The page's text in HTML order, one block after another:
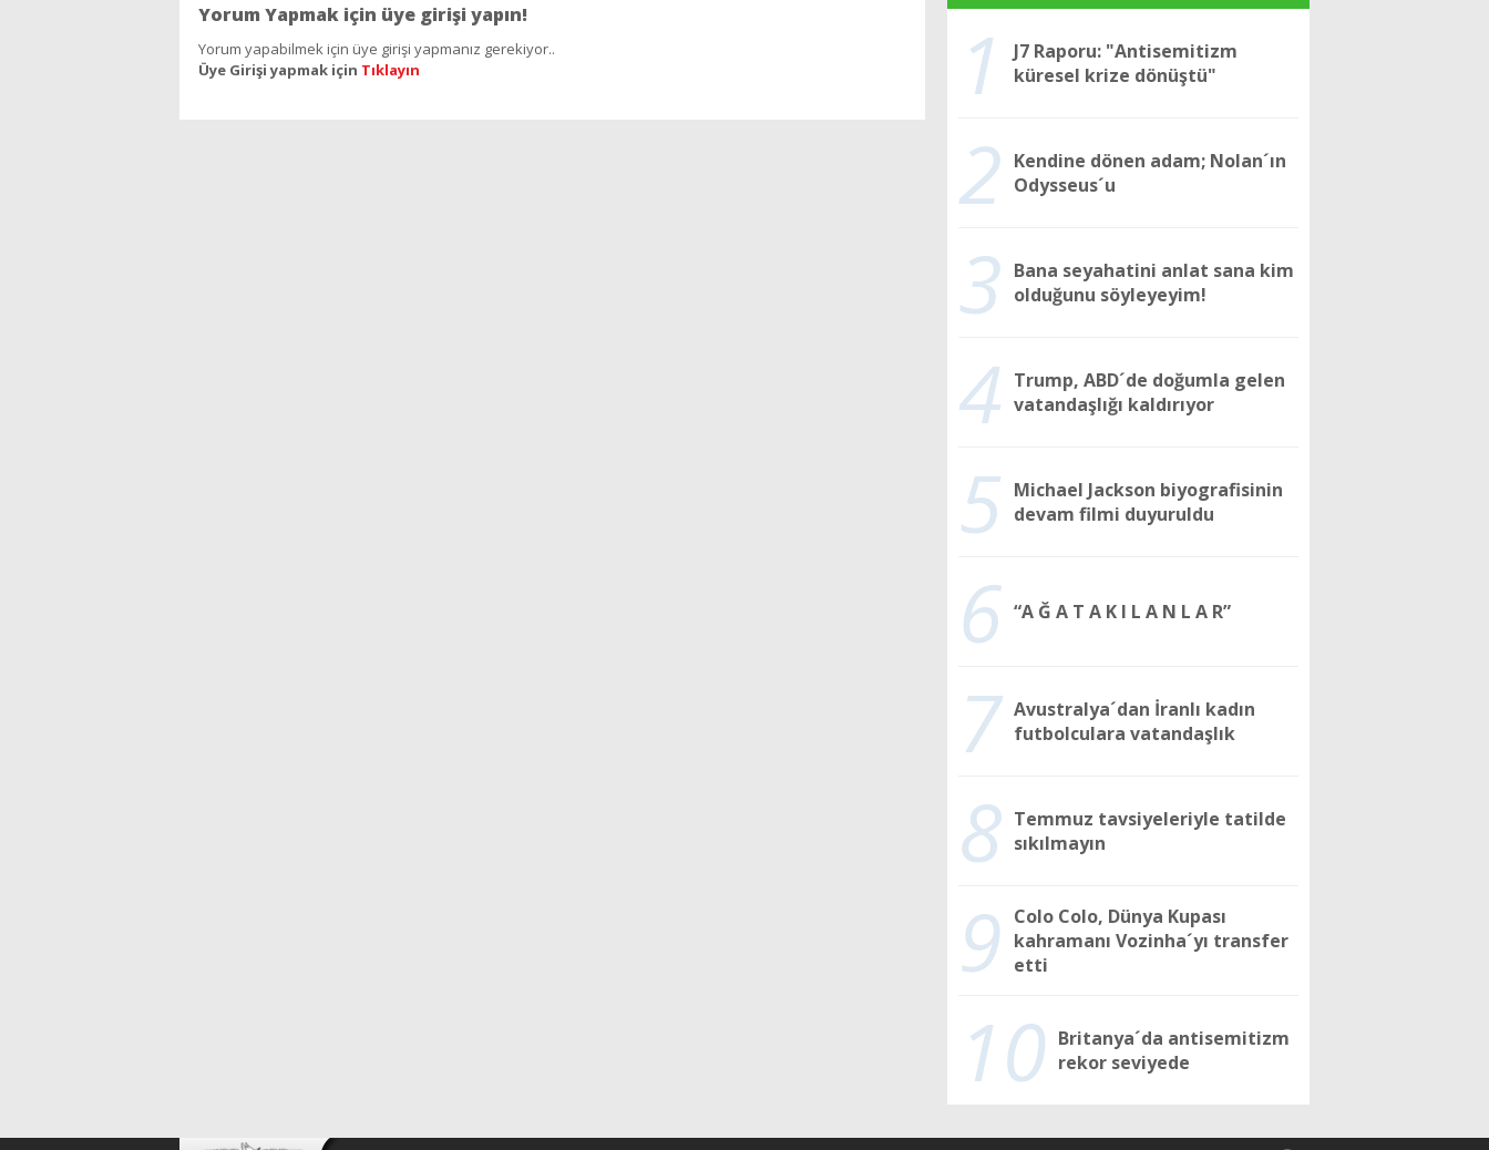
Yorum Yapmak için üye girişi yapın!
Yorum yapabilmek için üye girişi yapmanız gerekiyor..
Üye Girişi yapmak için Tıklayın 1
J7 Raporu: "Antisemitizm
küresel krize dönüştü"
2 Kendine dönen adam; Nolan´ın
Odysseus´u
3 Bana seyahatini anlat sana kim
olduğunu söyleyeyim!
4 Trump, ABD´de doğumla gelen
vatandaşlığı kaldırıyor
5 Michael Jackson biyografisinin
devam filmi duyuruldu
6 “A Ğ A T A K I L A N L A R”
7 Avustralya´dan İranlı kadın
futbolculara vatandaşlık
8 Temmuz tavsiyeleriyle tatilde
sıkılmayın
9
Colo Colo, Dünya Kupası
kahramanı Vozinha´yı transfer
etti
10 Britanya´da antisemitizm
rekor seviyede